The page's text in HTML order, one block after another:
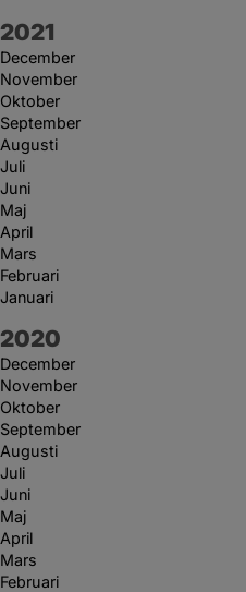
År:
2021
December
November
Oktober
September
Augusti
Juli
Juni
Maj
April
Mars
Februari
Januari
År:
2020
December
November
Oktober
September
Augusti
Juli
Juni
Maj
April
Mars
Februari